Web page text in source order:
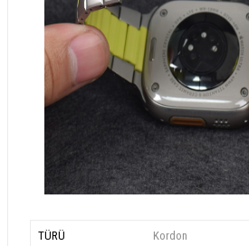
TÜRÜ Kordon